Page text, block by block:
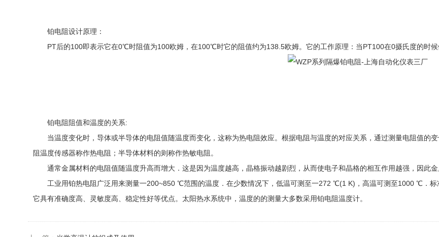
铂电阻设计原理：
PT后的100即表示它在0℃时阻值为100欧姆，在100℃时它的阻值约为138.5欧姆。它的工作原理：当PT100在0摄氏度的时候
铂电阻阻值和温度的关系:
当温度变化时，导体或半导体的电阻值随温度而变化，这称为热电阻效应。根据电阻与温度的对应关系，通过测量电阻值的
阻温度传感器称作热电阻；半导体材料的则称作热敏电阻。
通常金属材料的电阻值随温度升高而增大．这是因为温度越高，晶格振动越剧烈，从而使电子和晶格的相互作用越强，因此金
工业用铂热电阻广泛用来测量一200~850 ℃范围的温度．在少数情况下，低温可测至一272 ℃(1 K)，高温可测至1000 ℃．标
它具有准确度高、灵敏度高、稳定性好等优点。太阳热水系统中，温度的的测量大多数采用铂电阻温度计。